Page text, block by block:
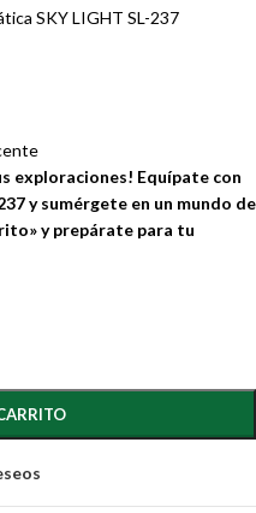
SKY LIGHT SL-237
exploraciones! Equípate con
y sumérgete en un mundo de
y prepárate para tu